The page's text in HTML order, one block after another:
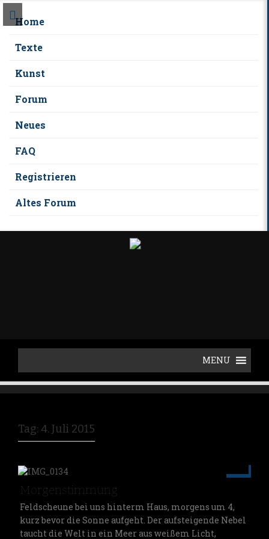
Home
Texte
Kunst
Forum
Neues
FAQ
Registrieren
Altes Forum
t
Tag: 4. Juli 2015
Morgenstimmung
Feldscheune bei uns hinterm Haus, morgens um 4,
kurz bevor die Sonne aufgeht. Der aufsteigende Nebel
taucht die Welt in ein Meer aus weißem Licht,